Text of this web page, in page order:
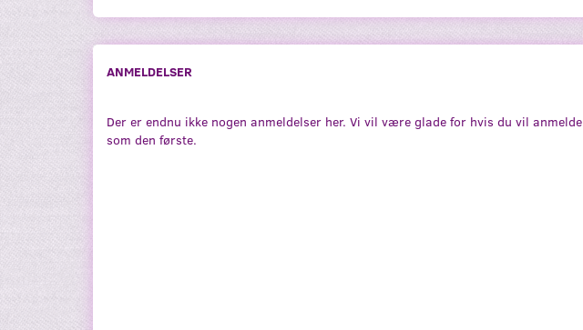
ANMELDELSER
Der er endnu ikke nogen anmeldelser her. Vi vil være glade for hvis du vil anmelde
som den første.